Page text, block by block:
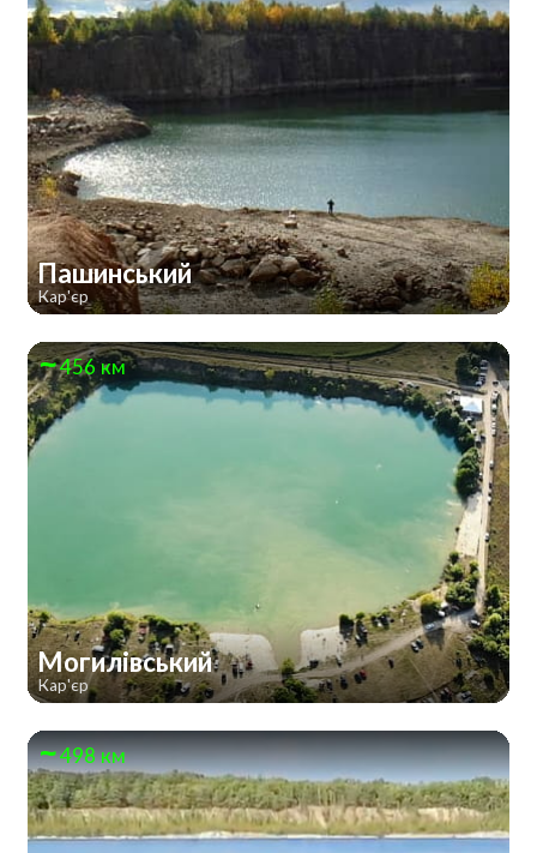
Пашинський
Кар'єр
456 км
Могилівський
Кар'єр
498 км